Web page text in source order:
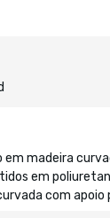
madeira
em
com apoio